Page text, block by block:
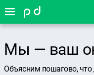
Мы — ваш
Объясним пошагово, что